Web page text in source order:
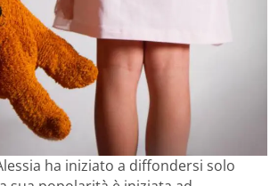
ha iniziato a diffondersi solo